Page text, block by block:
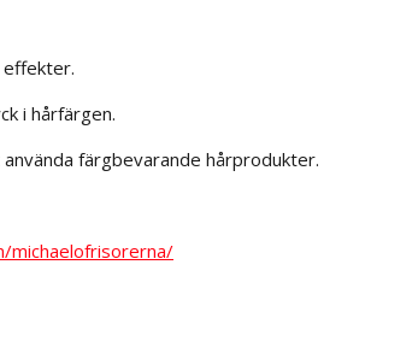
effekter.
i hårfärgen.
färgbevarande hårprodukter.
michaelofrisorerna/